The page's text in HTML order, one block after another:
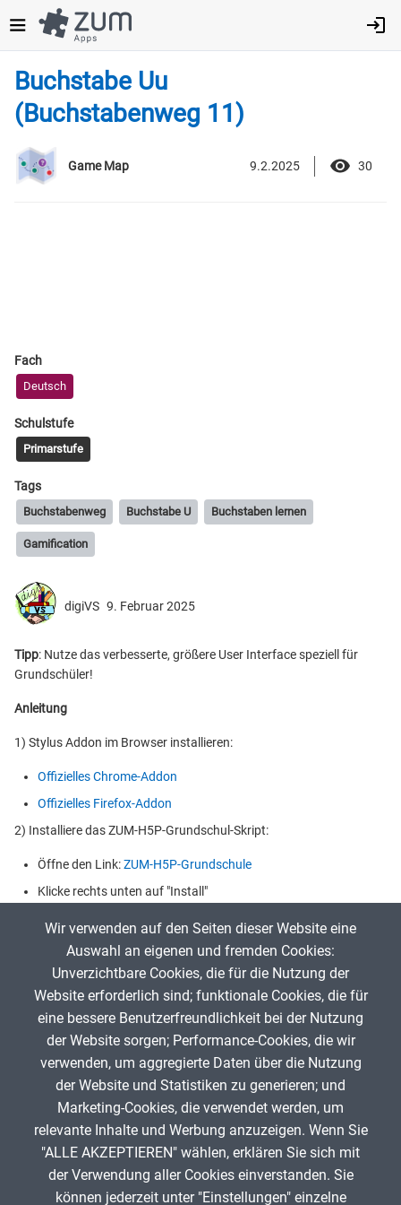
zum
Inhalt
Buchstabe Uu
(Buchstabenweg 11)
Game Map 9.2.2025 30
Fach
Deutsch
Schulstufe
Primarstufe
Tags
Buchstabenweg Buchstabe U Buchstaben lernen
Gamification
digiVS 9. Februar 2025
Tipp: Nutze das verbesserte, größere User Interface speziell für
Grundschüler!
Anleitung
1) Stylus Addon im Browser installieren:
Offizielles Chrome-Addon
Offizielles Firefox-Addon
2) Installiere das ZUM-H5P-Grundschul-Skript:
Öffne den Link:ZUM-H5P-Grundschule
Klicke rechts unten auf "Install"
Discord-Gruppe!
App melden
Infos zum Urheberrecht
ANZEIGE
Wir verwenden auf den Seiten dieser Website eine
Auswahl an eigenen und fremden Cookies:
Unverzichtbare Cookies, die für die Nutzung der
Website erforderlich sind; funktionale Cookies, die für
eine bessere Benutzerfreundlichkeit bei der Nutzung
der Website sorgen; Performance-Cookies, die wir
verwenden, um aggregierte Daten über die Nutzung
der Website und Statistiken zu generieren; und
Marketing-Cookies, die verwendet werden, um
relevante Inhalte und Werbung anzuzeigen. Wenn Sie
"ALLE AKZEPTIEREN" wählen, erklären Sie sich mit
der Verwendung aller Cookies einverstanden. Sie
können jederzeit unter "Einstellungen" einzelne